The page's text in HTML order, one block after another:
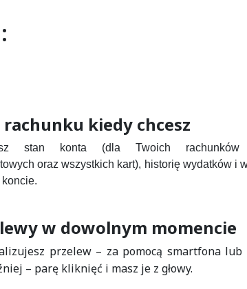
kiedy chcesz
stan konta (dla Twoich rachunków
oraz wszystkich kart), historię wydatków i
w dowolnym momencie
przelew – za pomocą smartfona
– parę kliknięć i masz je z głowy.